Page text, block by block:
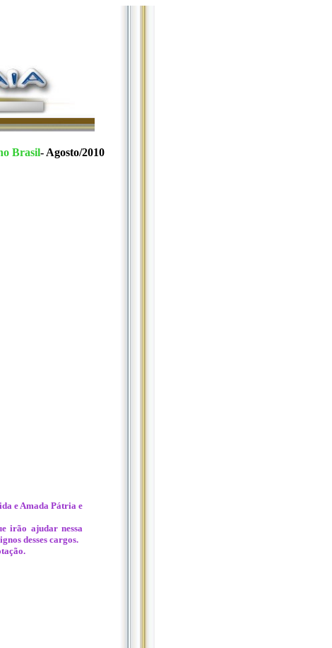
Brasil- Agosto/2010
e Amada Pátria e
irão ajudar nessa
desses cargos.